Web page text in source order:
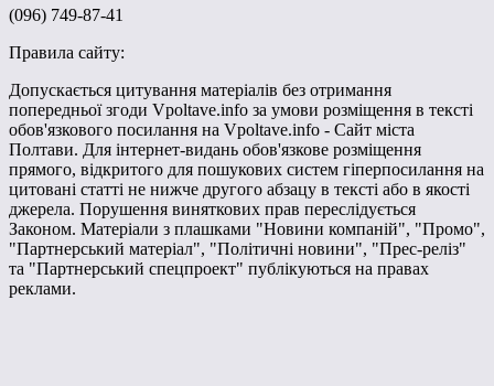
(096) 749-87-41
Правила сайту:
Допускається цитування матеріалів без отримання
попередньої згоди Vpoltave.info за умови розміщення в тексті
обов'язкового посилання на Vpoltave.info - Сайт міста
Полтави. Для інтернет-видань обов'язкове розміщення
прямого, відкритого для пошукових систем гіперпосилання на
цитовані статті не нижче другого абзацу в тексті або в якості
джерела. Порушення виняткових прав переслідується
Законом. Матеріали з плашками "Новини компаній", "Промо",
"Партнерський матеріал", "Політичні новини", "Прес-реліз"
та "Партнерський спецпроект" публікуються на правах
реклами.